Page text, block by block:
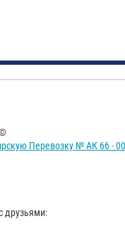
Перевозку № АК 66 -
друзьями: